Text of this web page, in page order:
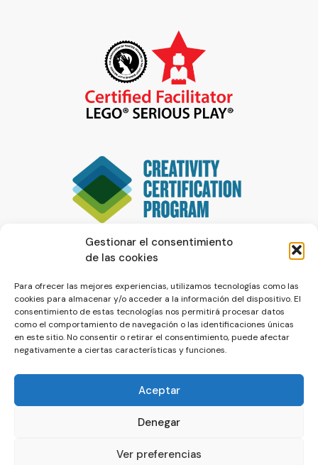
Gestionar el consentimiento
de las cookies
Para ofrecer las mejores experiencias, utilizamos tecnologías como las
cookies para almacenar y/o acceder a la información del dispositivo. El
consentimiento de estas tecnologías nos permitirá procesar datos
como el comportamiento de navegación o las identificaciones únicas
en este sitio. No consentir o retirar el consentimiento, puede afectar
negativamente a ciertas características y funciones.
Aceptar
Denegar
Ver preferencias
© La Servilleta - El Blog de Paco Prieto